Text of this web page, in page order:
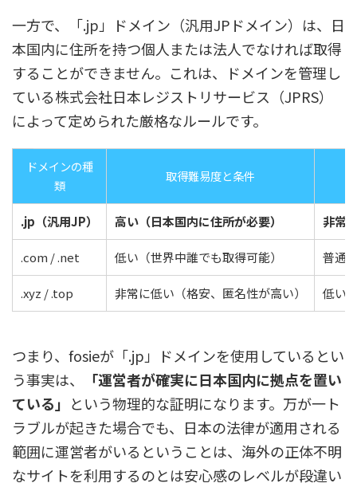
一方で、「.jp」ドメイン（汎用JPドメイン）は、日
本国内に住所を持つ個人または法人でなければ取得
することができません。これは、ドメインを管理し
ている株式会社日本レジストリサービス（JPRS）
によって定められた厳格なルールです。
ドメインの種
類
取得難易度と条件
.jp（汎用JP） 高い（日本国内に住所が必要） 非常
.com / .net 低い（世界中誰でも取得可能） 普通
.xyz / .top 非常に低い（格安、匿名性が高い） 低い
つまり、fosieが「.jp」ドメインを使用しているとい
う事実は、
「運営者が確実に日本国内に拠点を置い
ている」 という物理的な証明になります。万が一ト
ラブルが起きた場合でも、日本の法律が適用される
範囲に運営者がいるということは、海外の正体不明
なサイトを利用するのとは安心感のレベルが段違い